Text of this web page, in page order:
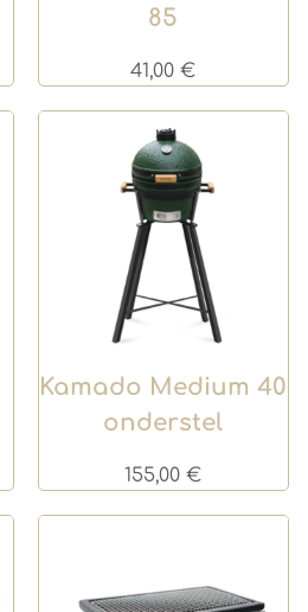
85
41,00€
Kamado Medium 40
onderstel
155,00€